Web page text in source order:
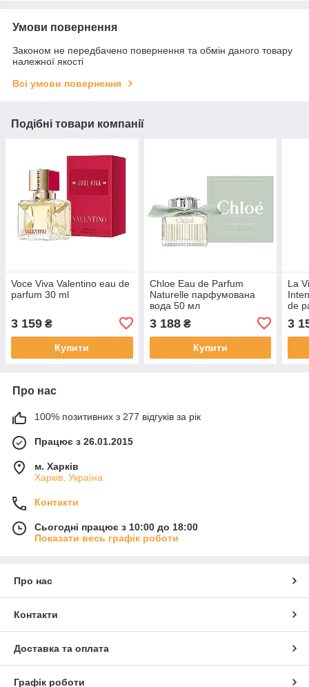
Умови повернення
Законом не передбачено повернення та обмін даного товару
належної якості
Всі умови повернення
Подібні товари компанії
Voce Viva Valentino eau de
parfum 30 ml
3 159 ₴
Купити
Chloe Eau de Parfum
Naturelle парфумована
вода 50 мл
3 188₴
Купити
La
de
3
Про нас
100% позитивних з 277 відгуків за рік
Працює з 26.01.2015
м. Харків
Харків, Україна
Контакти
Сьогодні працює з 10:00 до 18:00
Показати весь графік роботи
Про нас
Контакти
Доставка та оплата
Графік роботи